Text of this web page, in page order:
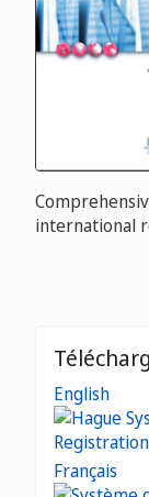
international
English
Français